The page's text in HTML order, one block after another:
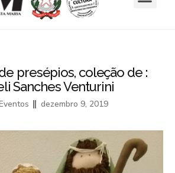
presépios, coleção de :
Sanches Venturini
dezembro 9, 2019